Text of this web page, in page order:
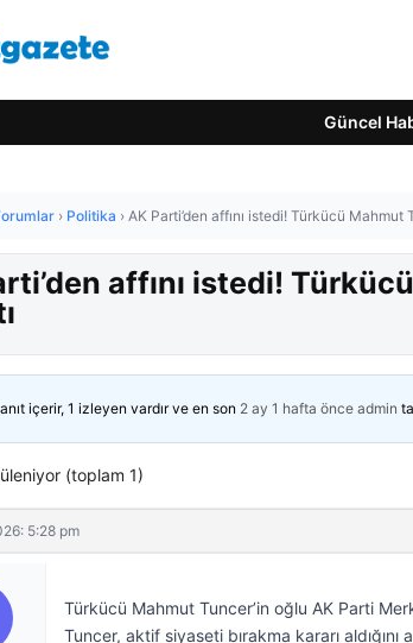
Güncel
› Politika › AK Parti’den affını istedi! Türkücü Mahmut
affını istedi!
içerir, 1 izleyen vardır ve en son 2 ay 1 hafta önce admin
(toplam 1)
5:28 pm
Türkücü Mahmut Tuncer’in oğlu AK Parti
Tuncer, aktif siyaseti bırakma kararı aldığını